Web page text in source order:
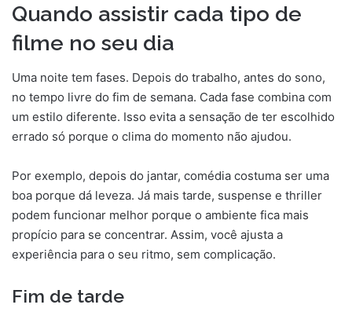
Quando assistir cada tipo de
filme no seu dia
Uma noite tem fases. Depois do trabalho, antes do sono,
no tempo livre do fim de semana. Cada fase combina com
um estilo diferente. Isso evita a sensação de ter escolhido
errado só porque o clima do momento não ajudou.
Por exemplo, depois do jantar, comédia costuma ser uma
boa porque dá leveza. Já mais tarde, suspense e thriller
podem funcionar melhor porque o ambiente fica mais
propício para se concentrar. Assim, você ajusta a
experiência para o seu ritmo, sem complicação.
Fim de tarde